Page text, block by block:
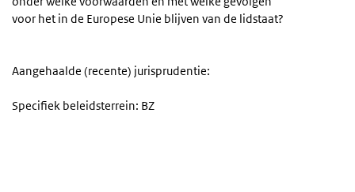
voor het in de Europese Unie blijven van de lidstaat?
Aangehaalde (recente) jurisprudentie:
Specifiek beleidsterrein: BZ